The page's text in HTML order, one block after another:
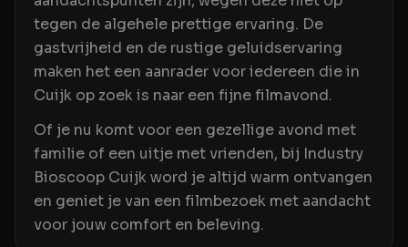
tegen de algehele prettige ervaring. De
gastvrijheid en de rustige geluidservaring
maken het een aanrader voor iedereen die in
Cuijk op zoek is naar een fijne filmavond.
Of je nu komt voor een gezellige avond met
familie of een uitje met vrienden, bij Industry
Bioscoop Cuijk word je altijd warm ontvangen
en geniet je van een filmbezoek met aandacht
voor jouw comfort en beleving.